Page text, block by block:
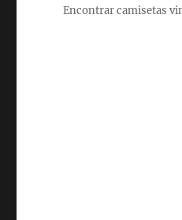
Encontrar camisetas